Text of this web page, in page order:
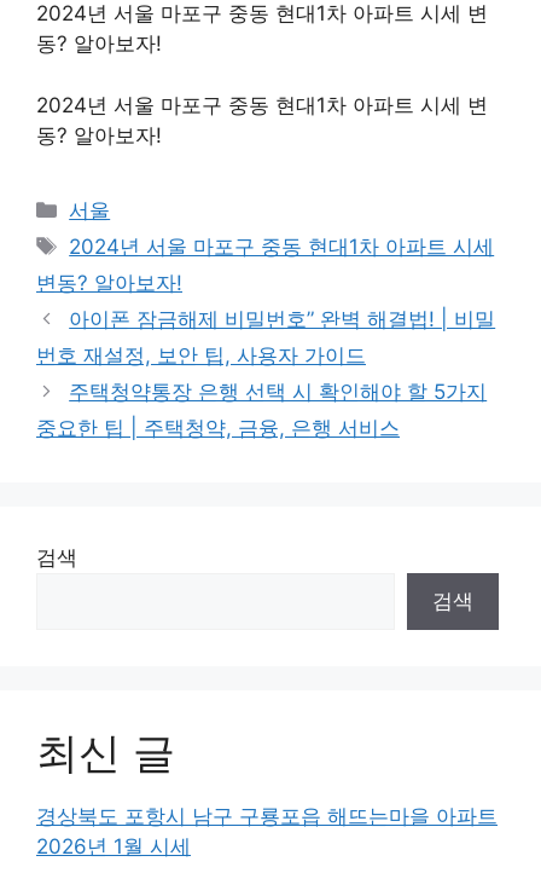
2024년 서울 마포구 중동 현대1차 아파트 시세 변
동? 알아보자!
2024년 서울 마포구 중동 현대1차 아파트 시세 변
동? 알아보자!
Categories
서울
Tags
2024년 서울 마포구 중동 현대1차 아파트 시세
변동? 알아보자!
아이폰 잠금해제 비밀번호” 완벽 해결법! | 비밀
번호 재설정, 보안 팁, 사용자 가이드
주택청약통장 은행 선택 시 확인해야 할 5가지
중요한 팁 | 주택청약, 금융, 은행 서비스
검색
검색
최신 글
경상북도 포항시 남구 구룡포읍 해뜨는마을 아파트
2026년 1월 시세